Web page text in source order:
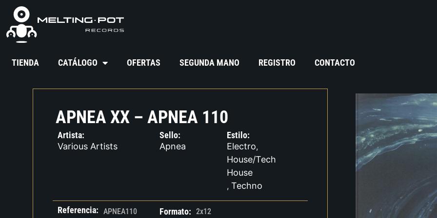
TIENDA CATÁLOGO OFERTAS SEGUNDA MANO REGISTRO CONTACTO
APNEA XX – APNEA 110
Artista:
Various Artists
Sello:
Apnea
Estilo:
Electro,
House/Tech
House
, Techno
Referencia: APNEA110 Formato: 2x12